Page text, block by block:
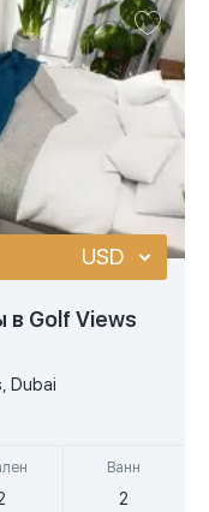
в Golf Views
Dubai
Ванн
2
USD
USD